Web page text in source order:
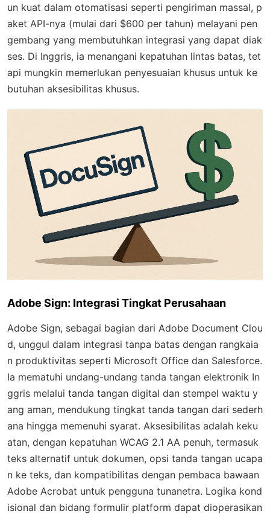
un kuat dalam otomatisasi seperti pengiriman massal, p
aket API-nya (mulai dari $600 per tahun) melayani pen
gembang yang membutuhkan integrasi yang dapat diak
ses. Di Inggris, ia menangani kepatuhan lintas batas, tet
api mungkin memerlukan penyesuaian khusus untuk ke
butuhan aksesibilitas khusus.
Adobe Sign: Integrasi Tingkat Perusahaan
Adobe Sign, sebagai bagian dari Adobe Document Clou
d, unggul dalam integrasi tanpa batas dengan rangkaia
n produktivitas seperti Microsoft Office dan Salesforce.
Ia mematuhi undang-undang tanda tangan elektronik In
ggris melalui tanda tangan digital dan stempel waktu y
ang aman, mendukung tingkat tanda tangan dari sederh
ana hingga memenuhi syarat. Aksesibilitas adalah keku
atan, dengan kepatuhan WCAG 2.1 AA penuh, termasuk
teks alternatif untuk dokumen, opsi tanda tangan ucapa
n ke teks, dan kompatibilitas dengan pembaca bawaan
Adobe Acrobat untuk pengguna tunanetra. Logika kond
isional dan bidang formulir platform dapat dioperasikan